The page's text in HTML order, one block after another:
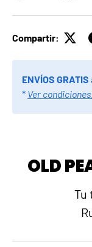
Compartir:
ENVÍOS GRATIS
* Ver condiciones.
OLD
Tu